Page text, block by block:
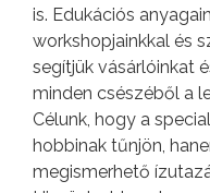
is. Edukációs
workshopjainkkal és
segítjük vásárlóinkat
minden csészéből a
Célunk, hogy a
hobbinak tűnjön,
megismerhető